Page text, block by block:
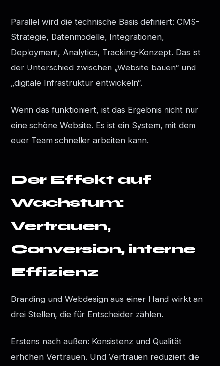
Parallel wird die technische Basis definiert: CMS-
Strategie, Datenmodelle, Integrationen,
Deployment, Analytics, Tracking-Konzept. Das ist
der Unterschied zwischen „Website bauen“ und
„digitale Infrastruktur entwickeln“.
Wenn das funktioniert, ist das Ergebnis nicht nur
eine schöne Website. Es ist ein System, mit dem
euer Team schneller arbeiten kann.
Der Effekt auf
Wachstum:
Vertrauen,
Conversion, interne
Effizienz
Branding und Webdesign aus einer Hand wirkt an
drei Stellen, die für Entscheider zählen.
Erstens nach außen: Konsistenz und Qualität
erhöhen Vertrauen. Und Vertrauen reduziert die